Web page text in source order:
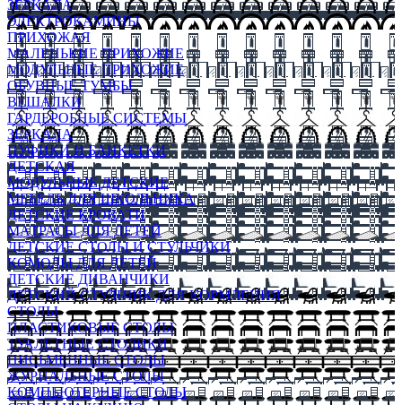
ЗЕРКАЛА
ЭЛЕКТРОКАМИНЫ
ПРИХОЖАЯ
МАЛЕНЬКИЕ ПРИХОЖИЕ
МОДУЛЬНЫЕ ПРИХОЖИЕ
ОБУВНЫЕ ТУМБЫ
ВЕШАЛКИ
ГАРДЕРОБНЫЕ СИСТЕМЫ
ЗЕРКАЛА
ПУФИКИ И БАНКЕТКИ
ДЕТСКАЯ
МОДУЛЬНЫЕ ДЕТСКИЕ
МЕБЕЛЬ ДЛЯ ШКОЛЬНИКА
ДЕТСКИЕ КРОВАТИ
МАТРАСЫ ДЛЯ ДЕТЕЙ
ДЕТСКИЕ СТОЛЫ И СТУЛЬЧИКИ
КОМОДЫ ДЛЯ ДЕТЕЙ
ДЕТСКИЕ ДИВАНЧИКИ
ДЕТСКИЙ СТУЛЬЧИК ДЛЯ КОРМЛЕНИЯ
СТОЛЫ
ПЛАСТИКОВЫЕ СТОЛЫ
ТУАЛЕТНЫЕ СТОЛИКИ
ПИСЬМЕННЫЕ СТОЛЫ
ЖУРНАЛЬНЫЕ СТОЛЫ
КОМПЬЮТЕРНЫЕ СТОЛЫ